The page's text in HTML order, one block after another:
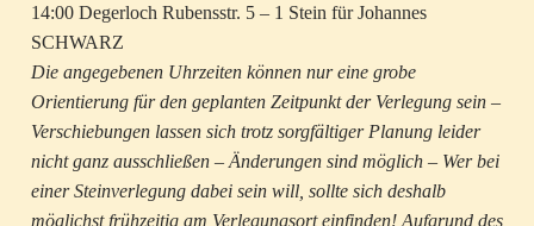
14:00 Degerloch Rubensstr. 5 – 1 Stein für Johannes
SCHWARZ
Die angegebenen Uhrzeiten können nur eine grobe
Orientierung für den geplanten Zeitpunkt der Verlegung sein –
Verschiebungen lassen sich trotz sorgfältiger Planung leider
nicht ganz ausschließen – Änderungen sind möglich – Wer bei
einer Steinverlegung dabei sein will, sollte sich deshalb
möglichst frühzeitig am Verlegungsort einfinden! Aufgrund des